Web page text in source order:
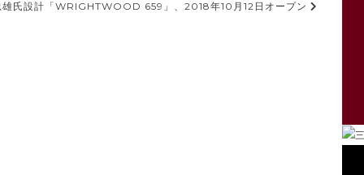
雄氏設計「WRIGHTWOOD 659」、2018年10月12日オープン